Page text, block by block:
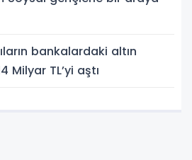
bankalardaki altın
Milyar TL’yi aştı